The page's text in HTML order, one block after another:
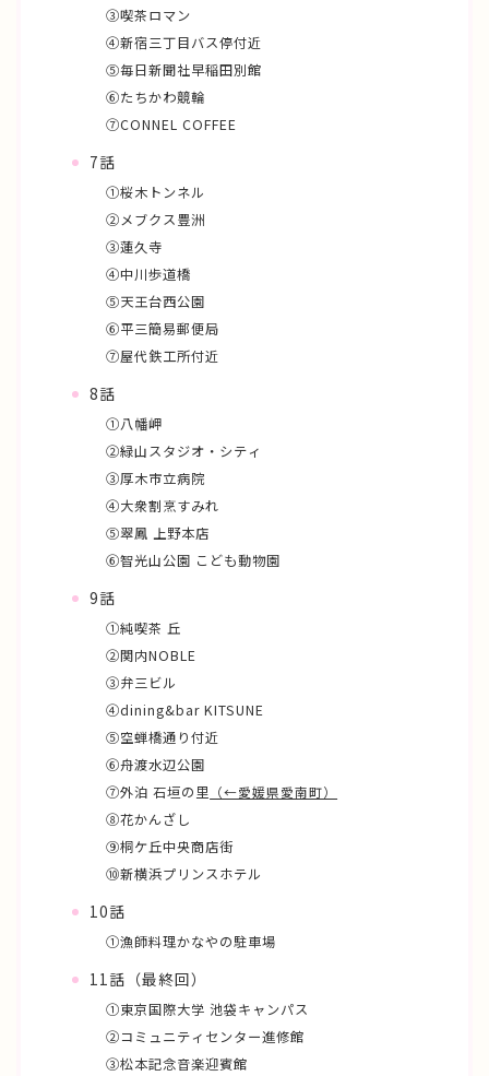
③喫茶ロマン
④新宿三丁目バス停付近
⑤毎日新聞社早稲田別館
⑥たちかわ競輪
⑦CONNEL COFFEE
7話
①桜木トンネル
②メブクス豊洲
➂蓮久寺
④中川歩道橋
⑤天王台西公園
⑥平三簡易郵便局
⑦屋代鉄工所付近
8話
①八幡岬
②緑山スタジオ・シティ
③厚木市立病院
④大衆割烹すみれ
⑤翠鳳 上野本店
⑥智光山公園 こども動物園
9話
①純喫茶 丘
②関内NOBLE
③弁三ビル
④dining&bar KITSUNE
⑤空蝉橋通り付近
⑥舟渡水辺公園
⑦外泊 石垣の里 （←愛媛県愛南町）
⑧花かんざし
⑨桐ケ丘中央商店街
⑩新横浜プリンスホテル
10話
①漁師料理かなやの駐車場
11話（最終回）
①東京国際大学 池袋キャンパス
②コミュニティセンター進修館
③松本記念音楽迎賓館